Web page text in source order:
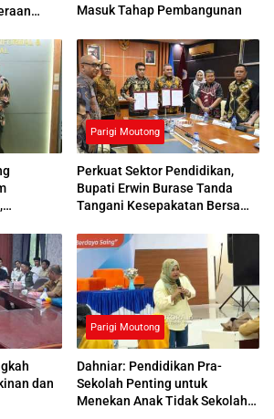
Masuk Tahap Pembangunan
Parigi Moutong
Perkuat Sektor Pendidikan,
Bupati Erwin Burase Tanda
Tangani Kesepakatan Bersama
dan
Parigi Moutong
Dahniar: Pendidikan Pra-
Sekolah Penting untuk
Menekan Anak Tidak Sekolah